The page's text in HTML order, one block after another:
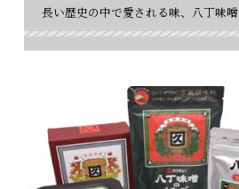
長い歴史の中で愛される味、八丁味噌